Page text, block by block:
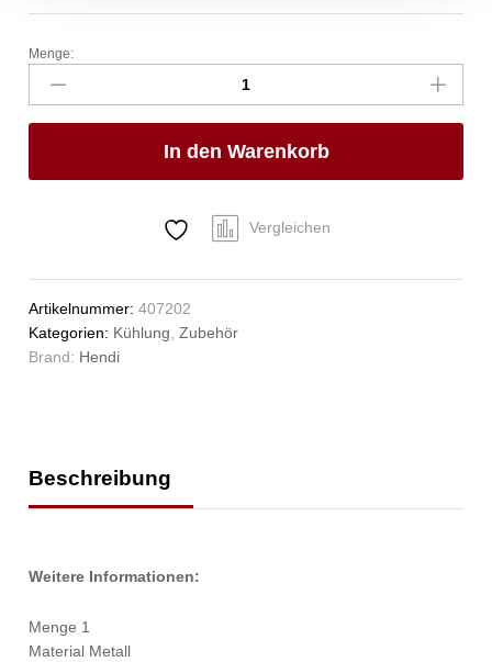
Auslageplatte,
HENDI,
240x170mm
Anzahl
Menge:
In den Warenkorb
Vergleichen
Artikelnummer:407202
Kategorien: Kühlung,Zubehör
Brand: Hendi
Beschreibung
Weitere Informationen:
Menge 1
Material Metall